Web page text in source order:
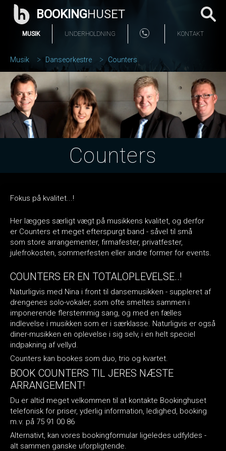
BOOKINGHUSET
MUSIK UNDERHOLDNING KONTAKT
Musik Danseorkestre Counters
Counters
Fokus på kvalitet...!
Her lægges særligt vægt på musikkens kvalitet, og derfor
er Counters et meget efterspurgt band - såvel til små
som store arrangementer, firmafester, privatfester,
julefrokosten, sommerfesten eller andre former for events.
COUNTERS ER EN TOTALOPLEVELSE..!
Naturligvis med Nina i front til dansemusikken - suppleret af
drengenes solo-vokaler, som ofte smeltes sammen i
imponerende flerstemmig sang, og med en fælles
indlevelse i musikken som er i særklasse. Naturligvis er også
diner-musikken en oplevelse i sig selv, i en helt speciel
indpakning af vellyd.
Counters kan bookes som duo, trio og kvartet.
BOOK COUNTERS TIL JERES NÆSTE
ARRANGEMENT!
Du er altid meget velkommen til at kontakte Bookinghuset
telefonisk for priser, yderlig information, ledighed, booking
m.v. på 75 91 00 86
Alternativt, kan vores bookingformular ligeledes udfyldes -
alt sammen ganske uforpligtende.